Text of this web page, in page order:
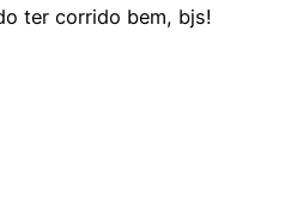
ter corrido bem, bjs!